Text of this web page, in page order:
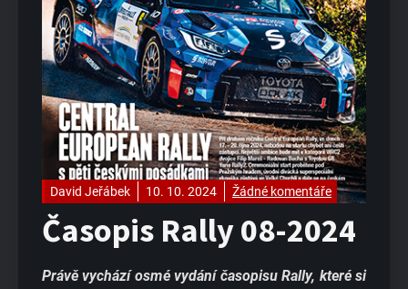
David Jeřábek 10. 10. 2024 Žádné komentáře
Časopis Rally 08-2024
Právě vychází osmé vydání časopisu Rally, které si